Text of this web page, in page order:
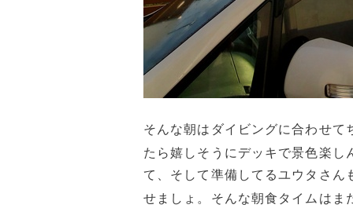
そんな朝はダイビングに合わせ
たら嬉しそうにデッキで景色楽
て、そして準備してるユウタさ
せましょ。そんな朝食タイムはま